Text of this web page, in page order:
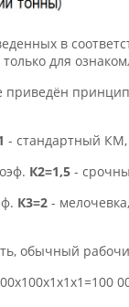
в
для
приведён
- стандартный КМ,
К2=1,5 -
К3=2 -
обычный